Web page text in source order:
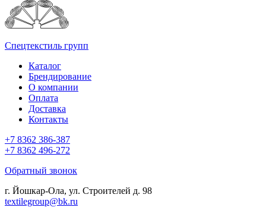
Спецтекстиль групп
Каталог
Брендирование
О компании
Оплата
Доставка
Контакты
+7 8362 386-387
+7 8362 496-272
Обратный звонок
г. Йошкар-Ола, ул. Строителей д. 98
textilegroup@bk.ru